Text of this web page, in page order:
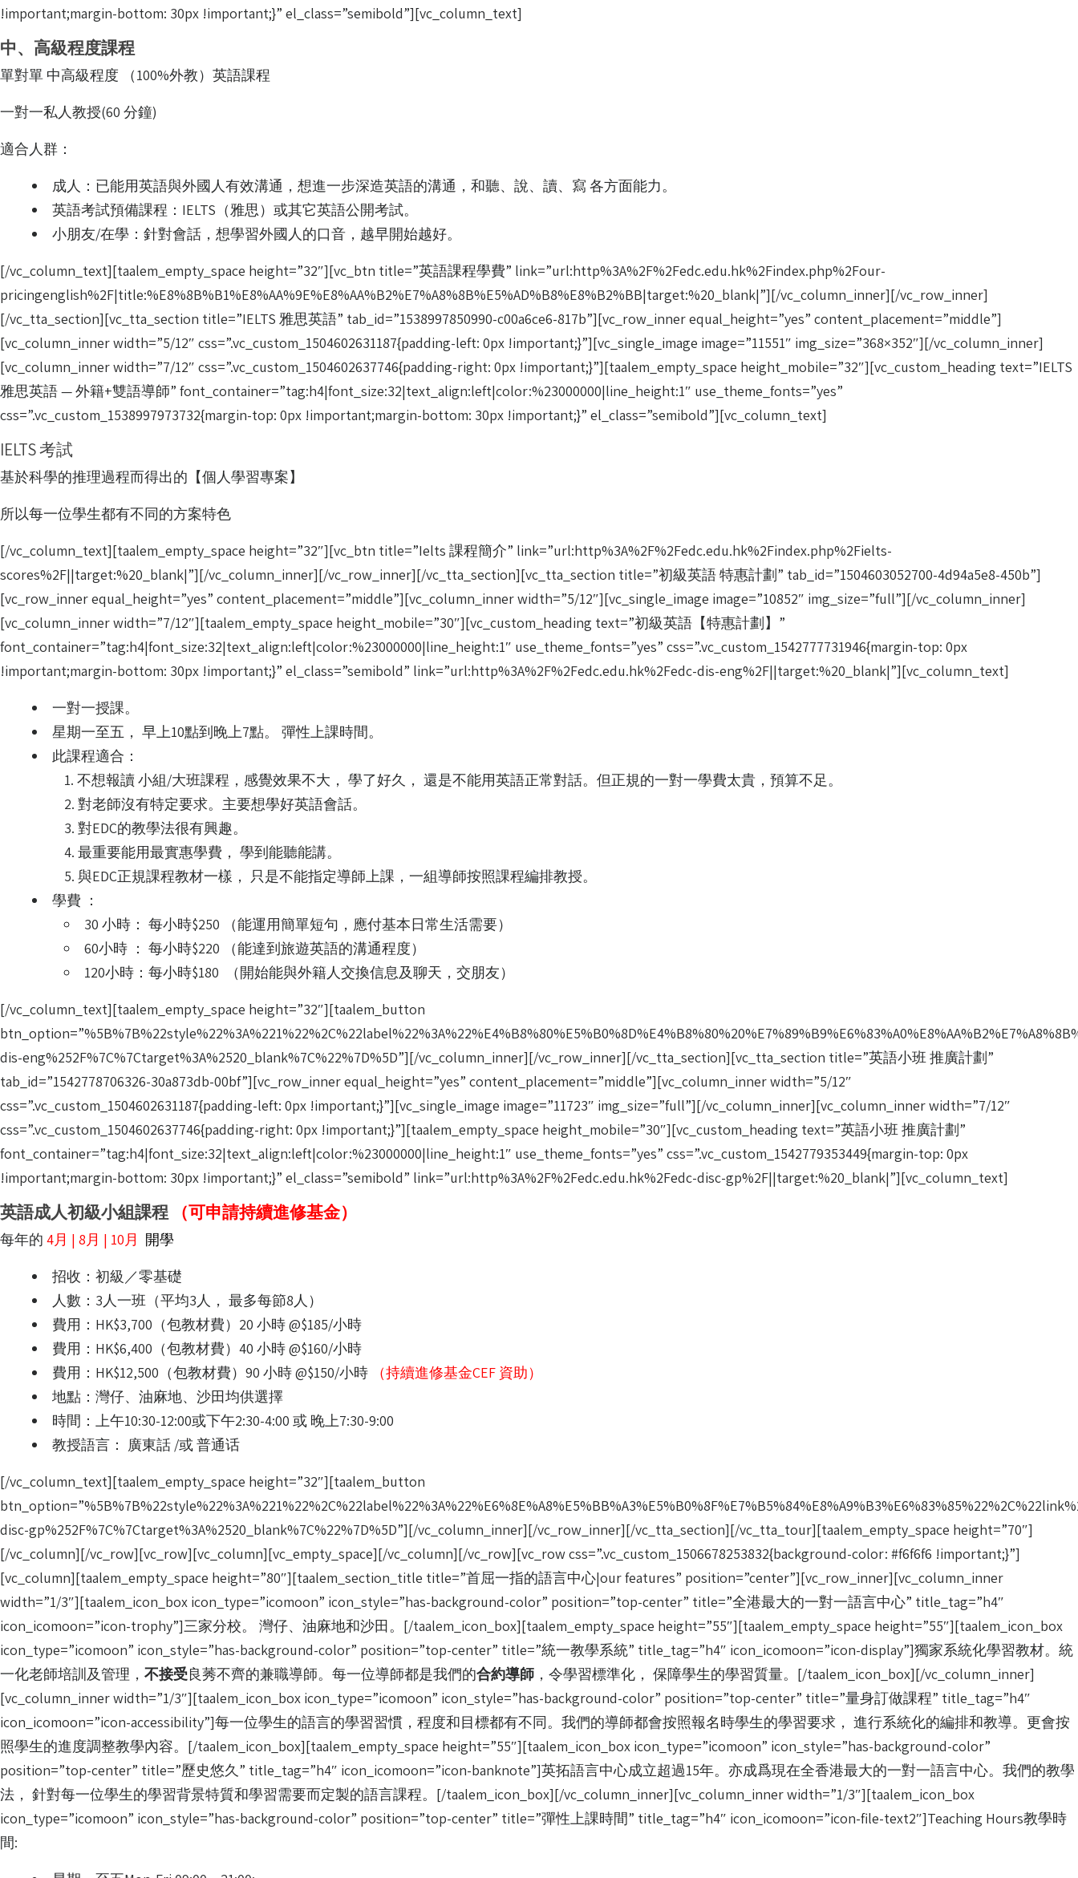
!important;margin-bottom: 30px !important;}” el_class=”semibold”][vc_column_text]
中、高級程度課程
單對單 中高級程度 （100%外教）英語課程
一對一私人教授(60 分鐘)
適合人群：
成人：已能用英語與外國人有效溝通，想進一步深造英語的溝通，和聽、說、讀、寫 各方面能力。
英語考試預備課程：IELTS（雅思）或其它英語公開考試。
小朋友/在學：針對會話，想學習外國人的口音，越早開始越好。
[/vc_column_text][taalem_empty_space height=”32″][vc_btn title=”英語課程學費” link=”url:http%3A%2F%2Fedc.edu.hk%2Findex.php%2Four-
pricingenglish%2F|title:%E8%8B%B1%E8%AA%9E%E8%AA%B2%E7%A8%8B%E5%AD%B8%E8%B2%BB|target:%20_blank|”][/vc_column_inner][/vc_row_inner]
[/vc_tta_section][vc_tta_section title=”IELTS 雅思英語” tab_id=”1538997850990-c00a6ce6-817b”][vc_row_inner equal_height=”yes” content_placement=”middle”]
[vc_column_inner width=”5/12″ css=”.vc_custom_1504602631187{padding-left: 0px !important;}”][vc_single_image image=”11551″ img_size=”368×352″][/vc_column_inner]
[vc_column_inner width=”7/12″ css=”.vc_custom_1504602637746{padding-right: 0px !important;}”][taalem_empty_space height_mobile=”32″][vc_custom_heading text=”IELTS
雅思英語 — 外籍+雙語導師” font_container=”tag:h4|font_size:32|text_align:left|color:%23000000|line_height:1″ use_theme_fonts=”yes”
css=”.vc_custom_1538997973732{margin-top: 0px !important;margin-bottom: 30px !important;}” el_class=”semibold”][vc_column_text]
IELTS 考試
基於科學的推理過程而得出的【個人學習專案】
所以每一位學生都有不同的方案特色
[/vc_column_text][taalem_empty_space height=”32″][vc_btn title=”Ielts 課程簡介” link=”url:http%3A%2F%2Fedc.edu.hk%2Findex.php%2Fielts-
scores%2F||target:%20_blank|”][/vc_column_inner][/vc_row_inner][/vc_tta_section][vc_tta_section title=”初級英語 特惠計劃” tab_id=”1504603052700-4d94a5e8-450b”]
[vc_row_inner equal_height=”yes” content_placement=”middle”][vc_column_inner width=”5/12″][vc_single_image image=”10852″ img_size=”full”][/vc_column_inner]
[vc_column_inner width=”7/12″][taalem_empty_space height_mobile=”30″][vc_custom_heading text=”初級英語【特惠計劃】”
font_container=”tag:h4|font_size:32|text_align:left|color:%23000000|line_height:1″ use_theme_fonts=”yes” css=”.vc_custom_1542777731946{margin-top: 0px
!important;margin-bottom: 30px !important;}” el_class=”semibold” link=”url:http%3A%2F%2Fedc.edu.hk%2Fedc-dis-eng%2F||target:%20_blank|”][vc_column_text]
一對一授課。
星期一至五， 早上10點到晚上7點。 彈性上課時間。
此課程適合：
不想報讀 小組/大班課程，感覺效果不大， 學了好久， 還是不能用英語正常對話。但正規的一對一學費太貴，預算不足。
對老師沒有特定要求。主要想學好英語會話。
對EDC的教學法很有興趣。
最重要能用最實惠學費， 學到能聽能講。
與EDC正規課程教材一樣， 只是不能指定導師上課，一組導師按照課程編排教授。
學費 ：
30 小時： 每小時$250 （能運用簡單短句，應付基本日常生活需要）
60小時 ： 每小時$220 （能達到旅遊英語的溝通程度）
120小時：每小時$180 （開始能與外籍人交換信息及聊天，交朋友）
[/vc_column_text][taalem_empty_space height=”32″][taalem_button
dis-eng%252F%7C%7Ctarget%3A%2520_blank%7C%22%7D%5D”][/vc_column_inner][/vc_row_inner][/vc_tta_section][vc_tta_section title=”英語小班 推廣計劃”
tab_id=”1542778706326-30a873db-00bf”][vc_row_inner equal_height=”yes” content_placement=”middle”][vc_column_inner width=”5/12″
css=”.vc_custom_1504602631187{padding-left: 0px !important;}”][vc_single_image image=”11723″ img_size=”full”][/vc_column_inner][vc_column_inner width=”7/12″
css=”.vc_custom_1504602637746{padding-right: 0px !important;}”][taalem_empty_space height_mobile=”30″][vc_custom_heading text=”英語小班 推廣計劃”
font_container=”tag:h4|font_size:32|text_align:left|color:%23000000|line_height:1″ use_theme_fonts=”yes” css=”.vc_custom_1542779353449{margin-top: 0px
!important;margin-bottom: 30px !important;}” el_class=”semibold” link=”url:http%3A%2F%2Fedc.edu.hk%2Fedc-disc-gp%2F||target:%20_blank|”][vc_column_text]
英語成人初級小組課程 （可申請持續進修基金）
每年的 4月 | 8月 | 10月 開學
招收：初級／零基礎
人數：3人一班（平均3人， 最多每節8人）
費用：HK$3,700（包教材費）20 小時 @$185/小時
費用：HK$6,400（包教材費）40 小時 @$160/小時
費用：HK$12,500（包教材費）90 小時 @$150/小時
（持續進修基金CEF 資助）
地點：灣仔、油麻地、沙田均供選擇
時間：上午10:30-12:00或下午2:30-4:00 或 晚上7:30-9:00
教授語言： 廣東話 /或 普通话
[/vc_column_text][taalem_empty_space height=”32″][taalem_button
disc-gp%252F%7C%7Ctarget%3A%2520_blank%7C%22%7D%5D”][/vc_column_inner][/vc_row_inner][/vc_tta_section][/vc_tta_tour][taalem_empty_space height=”70″]
[/vc_column][/vc_row][vc_row][vc_column][vc_empty_space][/vc_column][/vc_row][vc_row css=”.vc_custom_1506678253832{background-color: #f6f6f6 !important;}”]
[vc_column][taalem_empty_space height=”80″][taalem_section_title title=”首屈一指的語言中心|our features” position=”center”][vc_row_inner][vc_column_inner
width=”1/3″][taalem_icon_box icon_type=”icomoon” icon_style=”has-background-color” position=”top-center” title=”全港最大的一對一語言中心” title_tag=”h4″
icon_icomoon=”icon-trophy”]三家分校。 灣仔、油麻地和沙田。[/taalem_icon_box][taalem_empty_space height=”55″][taalem_empty_space height=”55″][taalem_icon_box
icon_type=”icomoon” icon_style=”has-background-color” position=”top-center” title=”統一教學系統” title_tag=”h4″ icon_icomoon=”icon-display”]獨家系統化學習教材。統
一化老師培訓及管理， 不接受良莠不齊的兼職導師。每一位導師都是我們的合約導師 ，令學習標準化， 保障學生的學習質量。[/taalem_icon_box][/vc_column_inner]
[vc_column_inner width=”1/3″][taalem_icon_box icon_type=”icomoon” icon_style=”has-background-color” position=”top-center” title=”量身訂做課程” title_tag=”h4″
icon_icomoon=”icon-accessibility”]每一位學生的語言的學習習慣，程度和目標都有不同。我們的導師都會按照報名時學生的學習要求， 進行系統化的編排和教導。更會按
照學生的進度調整教學內容。[/taalem_icon_box][taalem_empty_space height=”55″][taalem_icon_box icon_type=”icomoon” icon_style=”has-background-color”
position=”top-center” title=”歷史悠久” title_tag=”h4″ icon_icomoon=”icon-banknote”]英拓語言中心成立超過15年。亦成爲現在全香港最大的一對一語言中心。我們的教學
法， 針對每一位學生的學習背景特質和學習需要而定製的語言課程。[/taalem_icon_box][/vc_column_inner][vc_column_inner width=”1/3″][taalem_icon_box
icon_type=”icomoon” icon_style=”has-background-color” position=”top-center” title=”彈性上課時間” title_tag=”h4″ icon_icomoon=”icon-file-text2″]Teaching Hours教學時
間: